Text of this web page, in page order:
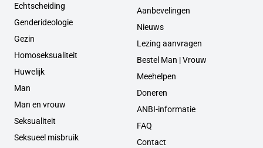
Echtscheiding
Genderideologie
Gezin
Homoseksualiteit
Huwelijk
Man
Man en vrouw
Seksualiteit
Seksueel misbruik
Aanbevelingen
Nieuws
Lezing aanvragen
Bestel Man | Vrouw
Meehelpen
Doneren
ANBI-informatie
FAQ
Contact